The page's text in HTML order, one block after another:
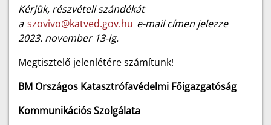
Kérjük, részvételi szándékát
a szovivo@katved.gov.hu e-mail címen jelezze
2023. november 13-ig.
Megtisztelő jelenlétére számítunk!
BM Országos Katasztrófavédelmi Főigazgatóság
Kommunikációs Szolgálata